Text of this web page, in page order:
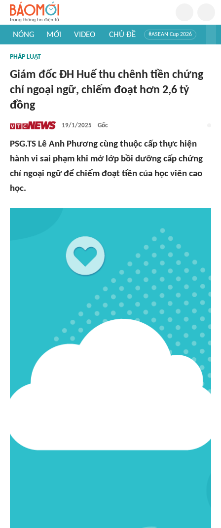
NÓNG MỚI VIDEO CHỦ ĐỀ #ASEAN Cup 2026
#Khám phá thế giới
PHÁP LUẬT
Giám đốc ĐH Huế thu chênh tiền chứng
chỉ ngoại ngữ, chiếm đoạt hơn 2,6 tỷ
đồng
19/1/2025 Gốc
PSG.TS Lê Anh Phương cùng thuộc cấp thực hiện
hành vi sai phạm khi mở lớp bồi dưỡng cấp chứng
chỉ ngoại ngữ để chiếm đoạt tiền của học viên cao
học.